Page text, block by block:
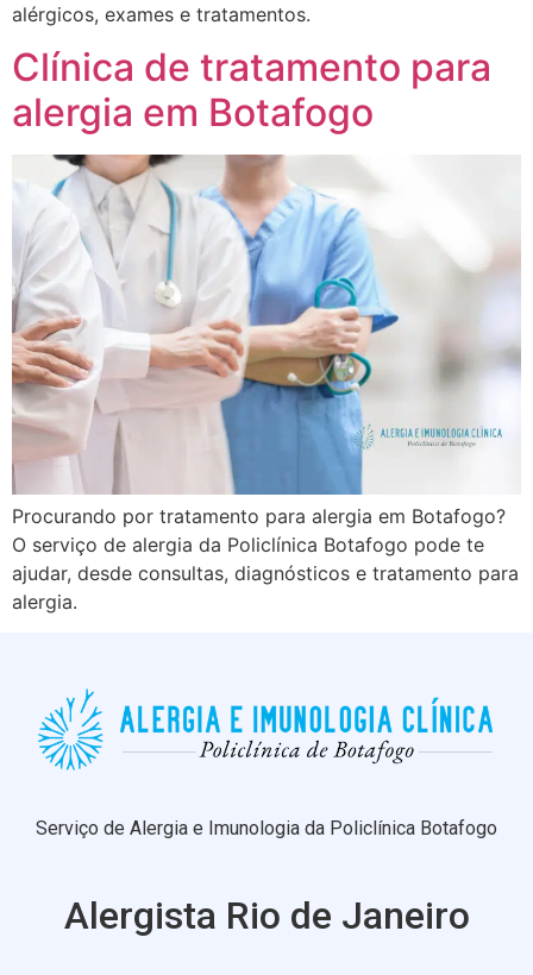
alérgicos, exames e tratamentos.
Clínica de tratamento para
alergia em Botafogo
Procurando por tratamento para alergia em Botafogo?
O serviço de alergia da Policlínica Botafogo pode te
ajudar, desde consultas, diagnósticos e tratamento para
alergia.
Serviço de Alergia e Imunologia da Policlínica Botafogo
Alergista Rio de Janeiro